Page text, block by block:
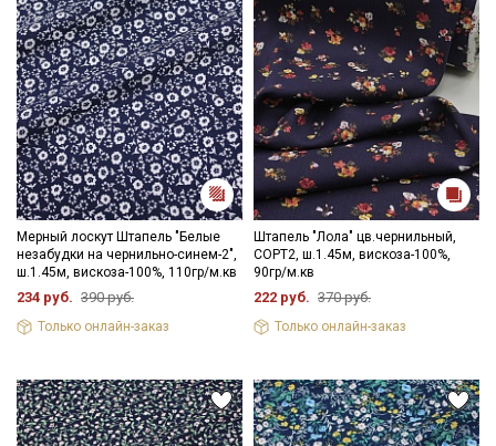
Мерный лоскут Штапель "Белые
незабудки на чернильно-синем-2",
ш.1.45м, вискоза-100%, 110гр/м.кв
234 руб. 390 руб.
Только онлайн-заказ
Штапель "Лола" цв.чернильный,
СОРТ2, ш.1.45м, вискоза-100%,
90гр/м.кв
222 руб. 370 руб.
Только онлайн-заказ
Секретная рассылка от Купава
Мы публикуем здесь дополнительные
промокоды и скидки до 30% на узкие
категории тканей
Электронная почта
Подписаться